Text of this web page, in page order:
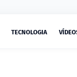
TECNOLOGIA